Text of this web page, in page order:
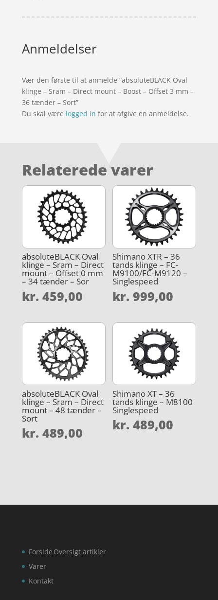
Anmeldelser
Vær den første til at anmelde “absoluteBLACK Oval
klinge – Sram – Direct mount – Boost – Offset 3 mm –
36 tænder – Sort”
Du skal være logged in for at afgive en anmeldelse.
Relaterede varer
absoluteBLACK Oval
klinge – Sram – Direct
mount – Offset 0 mm
– 34 tænder – Sor
kr. 459,00
Shimano XTR – 36
tands klinge – FC-
M9100/FC-M9120 –
Singlespeed
kr. 999,00
absoluteBLACK Oval
klinge – Sram – Direct
mount – 48 tænder –
Sort
kr. 489,00
Shimano XT – 36
tands klinge – M8100
Singlespeed
kr. 489,00
Forside
Varer
Kontakt
Oversigt artikler